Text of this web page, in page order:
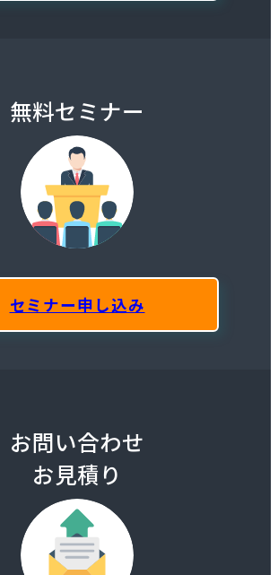
無料セミナー
セミナー申し込み
お問い合わせ
お見積り